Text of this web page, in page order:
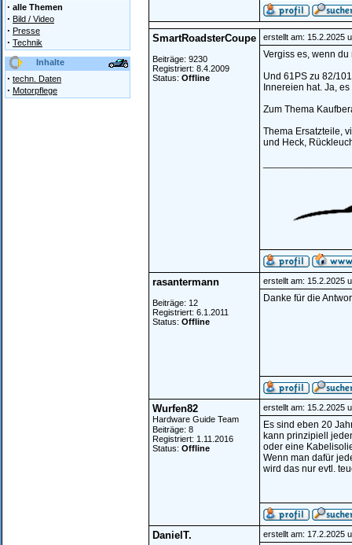
· alle Themen
· Bild / Video
· Presse
· Technik
Inhalte
· techn. Daten
· Motorpflege
SmartRoadsterCoupe
Beiträge: 9230
Registriert: 8.4.2009
Status: Offline
erstellt am: 15.2.2025
Vergiss es, wenn
Und 61PS zu 82/
Innereien hat. Ja,
Zum Thema
Thema Ersatzteile,
und Heck,
rasantermann
Beiträge: 12
Registriert: 6.1.2011
Status: Offline
erstellt am: 15.2.2025
Danke für die
Wurfen82
Hardware Guide Team
Beiträge: 8
Registriert: 1.11.2016
Status: Offline
erstellt am: 15.2.2025
Es sind eben 20
kann prinzipiell
oder eine
Wenn man dafür
wird das nur evtl.
DanielT. erstellt am: 17.2.2025